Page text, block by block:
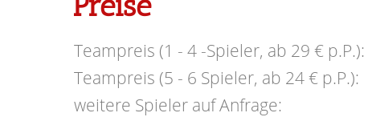
Teampreis (1 - 4 -Spieler, ab 29 € p.P.):
Teampreis (5 - 6 Spieler, ab 24 € p.P.):
weitere Spieler auf Anfrage: